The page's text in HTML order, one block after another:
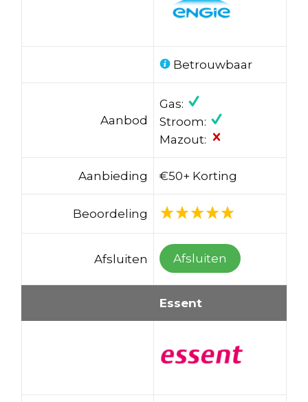
Betrouwbaar
Aanbod
Gas:
Stroom:
Mazout:
Aanbieding €50+ Korting
Beoordeling
Afsluiten Afsluiten
Essent